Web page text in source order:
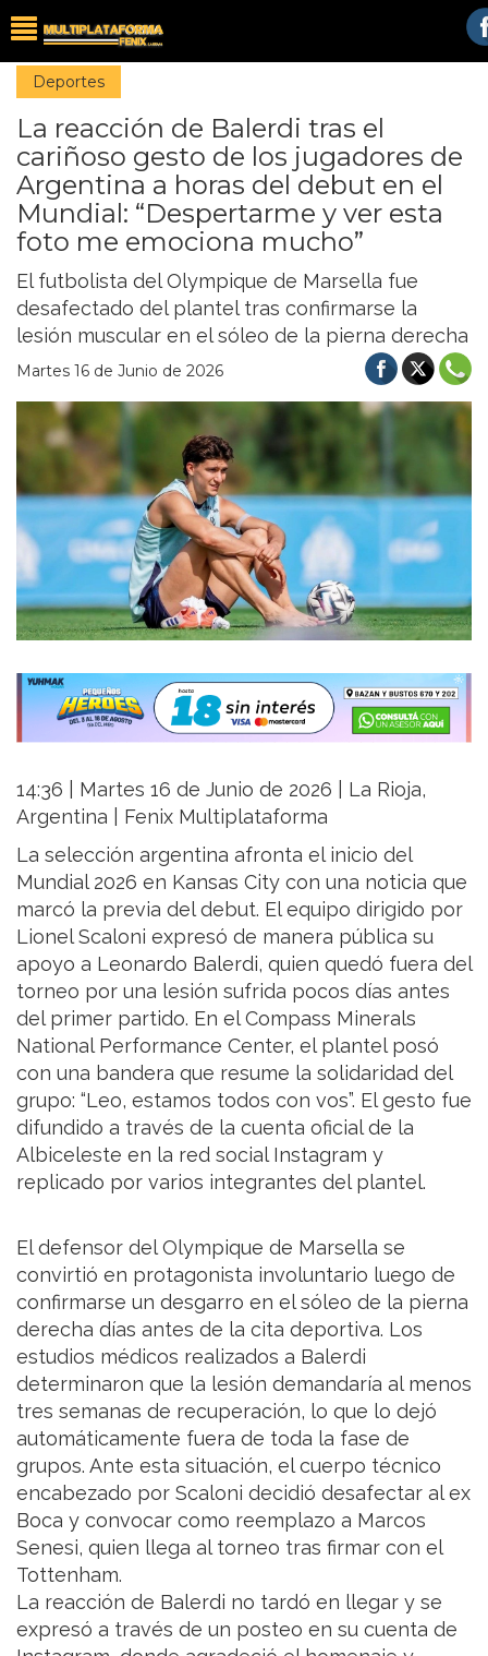
Deportes
La reacción de Balerdi tras el
cariñoso gesto de los jugadores de
Argentina a horas del debut en el
Mundial: “Despertarme y ver esta
foto me emociona mucho”
El futbolista del Olympique de Marsella fue
desafectado del plantel tras confirmarse la
lesión muscular en el sóleo de la pierna derecha
Martes 16 de Junio de 2026
14:36 | Martes 16 de Junio de 2026 | La Rioja,
Argentina | Fenix Multiplataforma
La selección argentina afronta el inicio del
Mundial 2026 en Kansas City con una noticia que
marcó la previa del debut. El equipo dirigido por
Lionel Scaloni expresó de manera pública su
apoyo a Leonardo Balerdi, quien quedó fuera del
torneo por una lesión sufrida pocos días antes
del primer partido. En el Compass Minerals
National Performance Center, el plantel posó
con una bandera que resume la solidaridad del
grupo: “Leo, estamos todos con vos”. El gesto fue
difundido a través de la cuenta oficial de la
Albiceleste en la red social Instagram y
replicado por varios integrantes del plantel.
El defensor del Olympique de Marsella se
convirtió en protagonista involuntario luego de
confirmarse un desgarro en el sóleo de la pierna
derecha días antes de la cita deportiva. Los
estudios médicos realizados a Balerdi
determinaron que la lesión demandaría al menos
tres semanas de recuperación, lo que lo dejó
automáticamente fuera de toda la fase de
grupos. Ante esta situación, el cuerpo técnico
encabezado por Scaloni decidió desafectar al ex
Boca y convocar como reemplazo a Marcos
Senesi, quien llega al torneo tras firmar con el
Tottenham.
La reacción de Balerdi no tardó en llegar y se
expresó a través de un posteo en su cuenta de